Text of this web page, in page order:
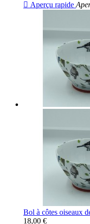
 Aperçu rapide
Bol à côtes oiseaux
18,00 €